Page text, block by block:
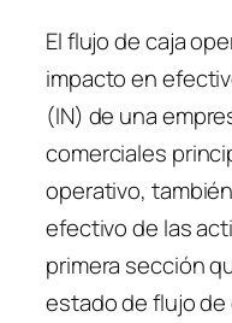
El flujo de caja
impacto en
(IN) de una
comerciales
operativo,
efectivo de las
primera sección
estado de flujo